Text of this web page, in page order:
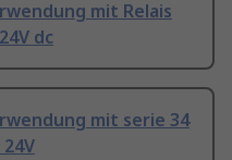
mit Relais
dc
mit serie 34